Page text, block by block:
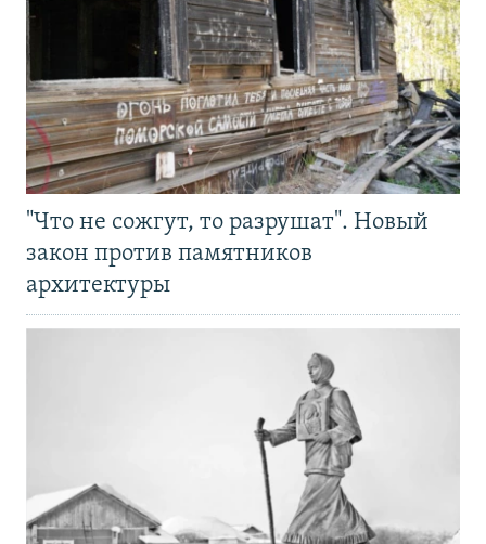
"Что не сожгут, то разрушат". Новый
закон против памятников
архитектуры